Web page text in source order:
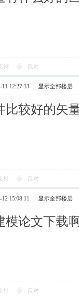
持 反对
12:27:33 显示全部楼层
比较好的矢
持 反对
15:08:11 显示全部楼层
模论文下载
持 反对